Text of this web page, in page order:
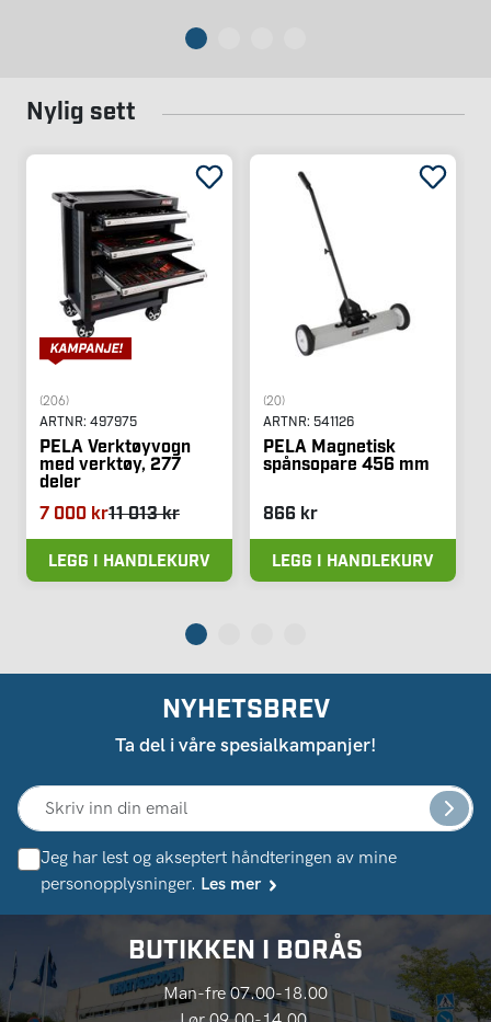
Nylig sett
(206)
ARTNR: 497975
PELA Verktøyvogn
med verktøy, 277
deler
7 000 kr11 013 kr
LEGG I HANDLEKURV
(20)
ARTNR: 541126
PELA Magnetisk
spånsopare 456 mm
866 kr
LEGG I HANDLEKURV
NYHETSBREV
Ta del i våre spesialkampanjer!
Jeg har lest og akseptert håndteringen av mine
personopplysninger. Les mer
BUTIKKEN I BORÅS
Man-fre 07.00-18.00